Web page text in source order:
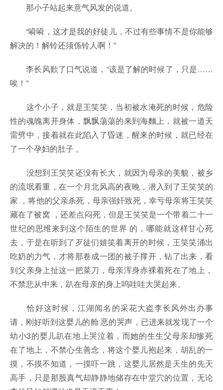
那小子站起来意气风发的说道。
“嗬嗬，这才是我的好徒儿，不过有些事情不是你能够
解决的！解铃还须係铃人啊！”
李长风歎了口气说道，“该是了解的时候了，只是……
唉！”
这个小子，就是王笑笑，当初被水淹死的时候，危险
性的魂魄离开身体，飘飘蕩蕩的来到海麵上，就被一道天
雷劈中，接着就在此陷入了昏迷，醒来的时候，就已经在
了一个孕妇的肚子 。
没想到王笑笑还没有长大，就因为母亲的美貌，被乡
的流氓看重，在一个月北风高的夜晚，潜入到了王笑笑的
家 ，将他的父亲杀死，母亲强奸致死，幸亏母亲将王笑笑
藏在了被窝 ，还差点闷死，但是王笑笑是一个带着二十一
世纪的思维来到这个陌生的世界 的，哪能就这样甘心死
去，于是在听到了歹徒们嬉笑着离开的时候，王笑笑涌出
吃奶的力气，才将那卷成一团的被子撑开，钻了出来，看
到父亲身上扯这一把菜刀，母亲浑身赤裸着死在了地上，
不禁悲从中来，趴在母亲的身上呜哇哇大哭起来。
恰好这时候，江湖闻名的采花大盗李长风外出办事
请，刚好听到这婴儿的舱 恶的哭声，已进来就发现了一个
幼小3的婴儿趴在地上哭泣着，而她的生生父母亲却惨死
在了地上，不禁心生善念，将这个婴儿抱起来，胡乱的一
摸，不摸不知道，一摸吓一跳，这婴儿居然是天生的先天
高手，只是那股真气却静静地储存在中堂穴的位置，无论